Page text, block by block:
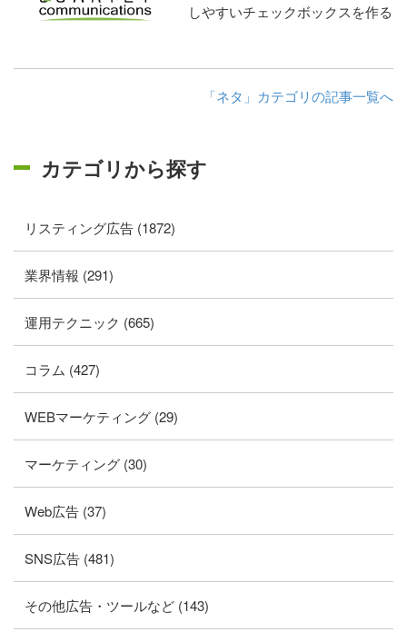
しやすいチェックボックスを作る
「ネタ」カテゴリの記事一覧へ
カテゴリから探す
リスティング広告 (1872)
業界情報 (291)
運用テクニック (665)
コラム (427)
WEBマーケティング (29)
マーケティング (30)
Web広告 (37)
SNS広告 (481)
その他広告・ツールなど (143)